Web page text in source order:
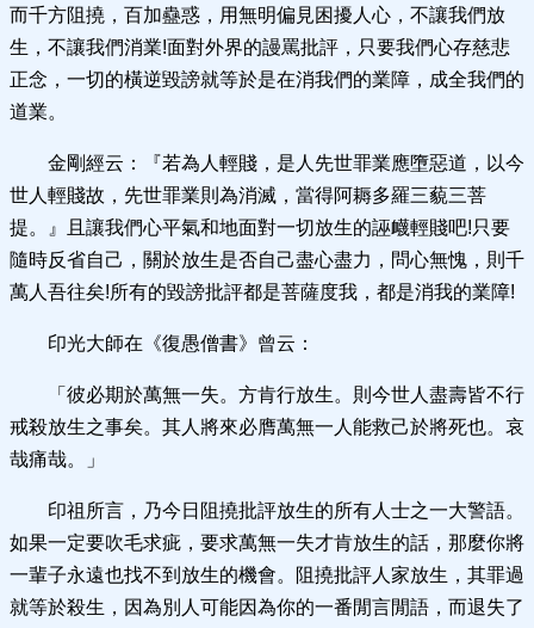
而千方阻撓，百加蠱惑，用無明偏見困擾人心，不讓我們放
生，不讓我們消業!面對外界的謾罵批評，只要我們心存慈悲
正念，一切的橫逆毀謗就等於是在消我們的業障，成全我們的
道業。
金剛經云：『若為人輕賤，是人先世罪業應墮惡道，以今
世人輕賤故，先世罪業則為消滅，當得阿耨多羅三藐三菩
提。』且讓我們心平氣和地面對一切放生的誣衊輕賤吧!只要
隨時反省自己，關於放生是否自己盡心盡力，問心無愧，則千
萬人吾往矣!所有的毀謗批評都是菩薩度我，都是消我的業障!
印光大師在《復愚僧書》曾云：
「彼必期於萬無一失。方肯行放生。則今世人盡壽皆不行
戒殺放生之事矣。其人將來必膺萬無一人能救己於將死也。哀
哉痛哉。」
印祖所言，乃今日阻撓批評放生的所有人士之一大警語。
如果一定要吹毛求疵，要求萬無一失才肯放生的話，那麼你將
一輩子永遠也找不到放生的機會。阻撓批評人家放生，其罪過
就等於殺生，因為別人可能因為你的一番閒言閒語，而退失了